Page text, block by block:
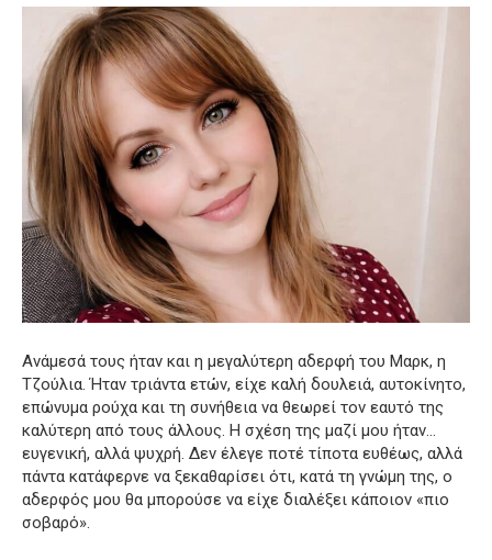
Ανάμεσά τους ήταν και η μεγαλύτερη αδερφή του Μαρκ, η
Τζούλια. Ήταν τριάντα ετών, είχε καλή δουλειά, αυτοκίνητο,
επώνυμα ρούχα και τη συνήθεια να θεωρεί τον εαυτό της
καλύτερη από τους άλλους. Η σχέση της μαζί μου ήταν…
ευγενική, αλλά ψυχρή. Δεν έλεγε ποτέ τίποτα ευθέως, αλλά
πάντα κατάφερνε να ξεκαθαρίσει ότι, κατά τη γνώμη της, ο
αδερφός μου θα μπορούσε να είχε διαλέξει κάποιον «πιο
σοβαρό».